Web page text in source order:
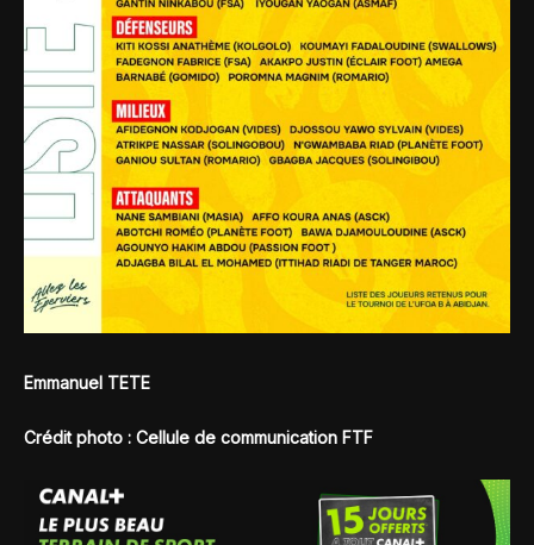
Emmanuel TETE
Crédit photo : Cellule de communication FTF